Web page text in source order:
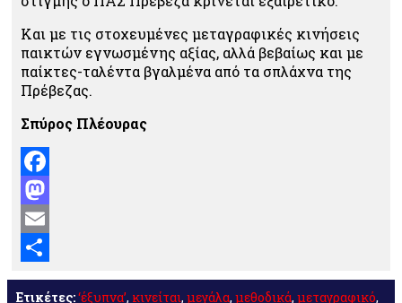
Και με τις στοχευμένες μεταγραφικές κινήσεις
παικτών εγνωσμένης αξίας, αλλά βεβαίως και με
παίκτες-ταλέντα βγαλμένα από τα σπλάχνα της
Πρέβεζας.
Σπύρος Πλέουρας
Facebook
Mastodon
Email
Μοιραστείτε
Ετικέτες:‘έξυπνα’, κινείται, μεγάλα, μεθοδικά, μεταγραφικό,